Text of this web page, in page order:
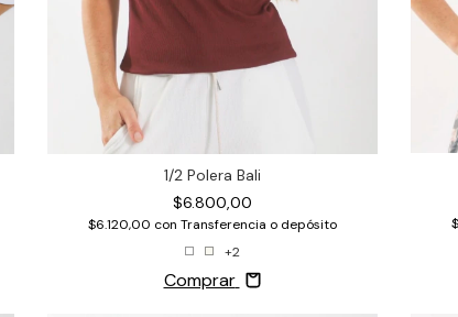
1/2 Polera Bali
$6.800,00
$6.120,00 con Transferencia o depósito
+2
Comprar